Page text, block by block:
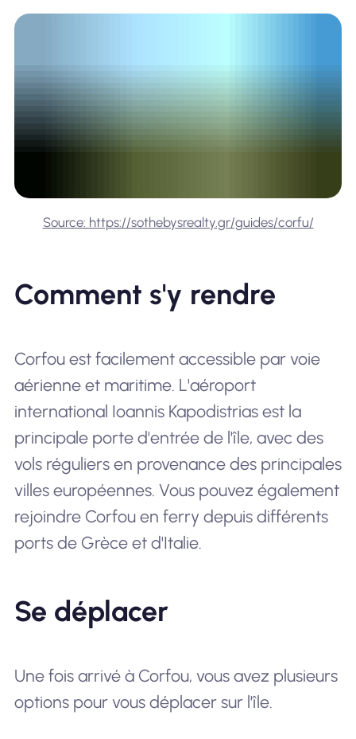
Source: https://sothebysrealty.gr/guides/corfu/
Comment s'y rendre
Corfou est facilement accessible par voie
aérienne et maritime. L'aéroport
international Ioannis Kapodistrias est la
principale porte d'entrée de l'île, avec des
vols réguliers en provenance des principales
villes européennes. Vous pouvez également
rejoindre Corfou en ferry depuis différents
ports de Grèce et d'Italie.
Se déplacer
Une fois arrivé à Corfou, vous avez plusieurs
options pour vous déplacer sur l'île.